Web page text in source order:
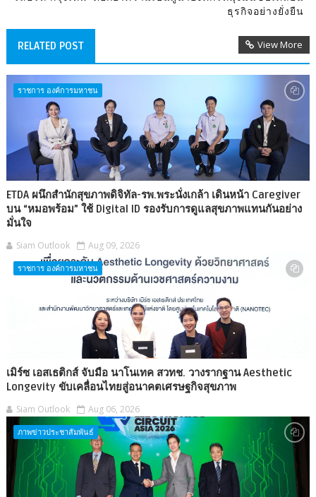
ธุรกิจอย่างยั่งยืน
RELATED POST View More
ราชการ องค์การมหาชน
ETDA ผนึกสำนักสุขภาพดิจิทัล-รพ.พระนั่งเกล้า เดินหน้า Caregiver
บน “หมอพร้อม” ใช้ Digital ID รองรับการดูแลสุขภาพแทนกันอย่าง
มั่นใจ
Siam Outlook Aug 09, 2026
ราชการ องค์การมหาชน
เมิร์ซ เอสเธติกส์ จับมือ นาโนเทค สวทช. วางรากฐาน Aesthetic
Longevity ขับเคลื่อนไทยสู่อนาคตเศรษฐกิจสุขภาพ
Siam Outlook Aug 06, 2026
ภาพข่าวประชาสัมพันธ์